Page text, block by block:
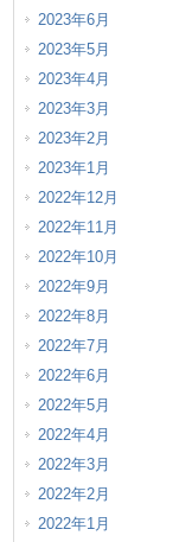
2023年6月
2023年5月
2023年4月
2023年3月
2023年2月
2023年1月
2022年12月
2022年11月
2022年10月
2022年9月
2022年8月
2022年7月
2022年6月
2022年5月
2022年4月
2022年3月
2022年2月
2022年1月